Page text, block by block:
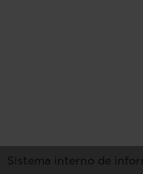
Sistema interno de